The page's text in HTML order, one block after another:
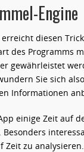
Engine
erreicht diesen
des Programms
gewährleistet
Sie sich
Informationen
einige Zeit auf
Zeit zu